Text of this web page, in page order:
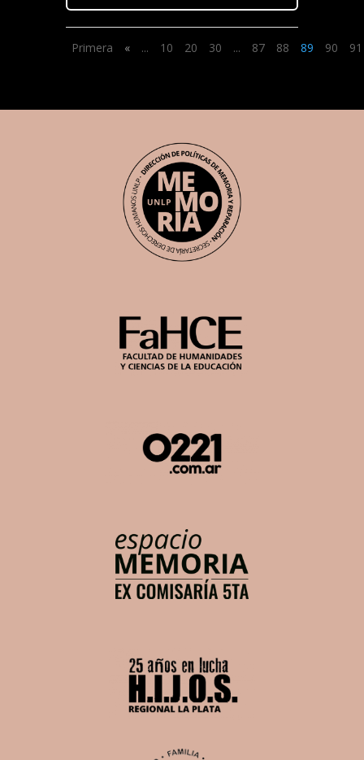
Primera « ... 10 20 30 ... 87 88 89 90 91